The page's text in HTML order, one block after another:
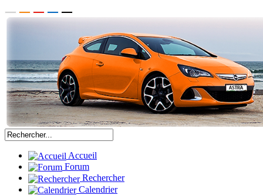
Accueil
Forum
Rechercher
Calendrier